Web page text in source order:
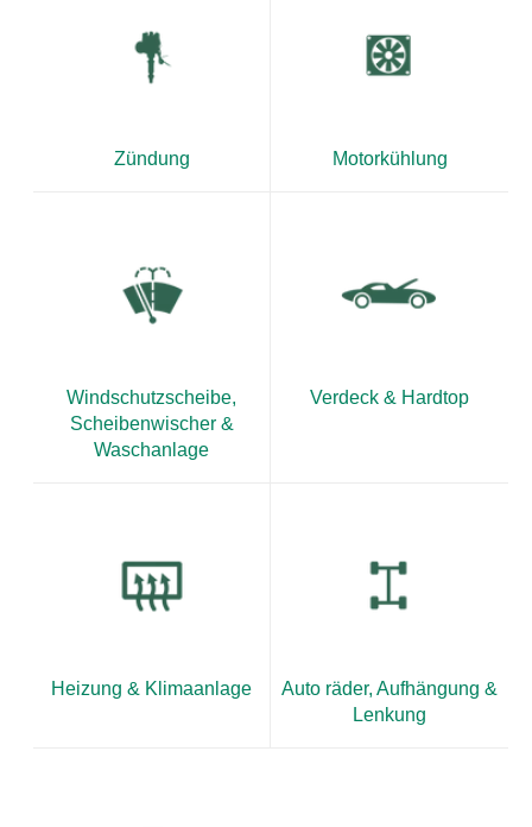
Zündung Motorkühlung
Windschutzscheibe,
Scheibenwischer &
Waschanlage
Verdeck & Hardtop
Heizung & Klimaanlage
Auto räder, Aufhängung &
Lenkung